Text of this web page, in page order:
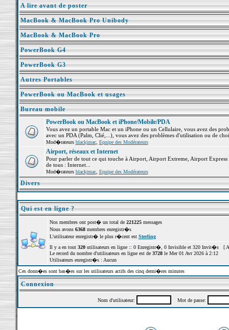
A lire avant de poster
MacBook & MacBook Pro Unibody
MacBook & MacBook Pro
PowerBook G4
PowerBook G3
Autres Portables
PowerBook ou MacBook et usages
Bureau mobile
PowerBook ou MacBook et iPhone/Mobile/PDA
Vous avez un portable Mac et un iPhone ou un Cellulaire, vous avez des
avec un PDA (Palm, Clié,...), vous avez des problèmes d'utilisation ou de
Mod�rateurs blackjmac, Equipe des Modérateurs
Airport, réseaux et Internet
Pour parler de tout ce qui touche à Airport, Airport Extreme, Airport
de tous : Internet...
Mod�rateurs blackjmac, Equipe des Modérateurs
Divers
Qui est en ligne ?
Nos membres ont post� un total de 221225messages
Nous avons 6368membres enregistr�s
L'utilisateur enregistr� le plus r�cent est Sterling
Il y a en tout 320utilisateurs en ligne :: 0 Enregistr�, 0 Invisible et 320 Invit�s [
Le record du nombre d'utilisateurs en ligne est de 3728le Mer 01 Avr 2026 à 2:12
Utilisateurs enregistr�s : Aucun
Ces donn�es sont bas�es sur les utilisateurs actifs des cinq derni�res minutes
Connexion
Nom d'utilisateur: Mot de passe: